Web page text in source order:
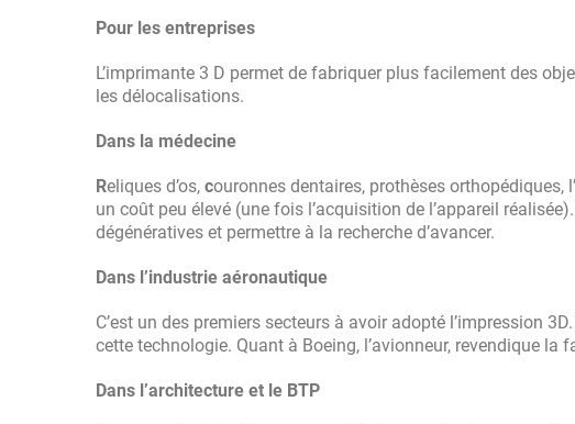
Pour les entreprises
L’imprimante 3 D permet de fabriquer plus facilement des
les délocalisations.
Dans la médecine
Reliques d’os, couronnes dentaires, prothèses orthopédiques,
un coût peu élevé (une fois l’acquisition de l’appareil
dégénératives et permettre à la recherche d’avancer.
Dans l’industrie aéronautique
C’est un des premiers secteurs à avoir adopté l’impression
cette technologie. Quant à Boeing, l’avionneur, revendique la
Dans l’architecture et le BTP